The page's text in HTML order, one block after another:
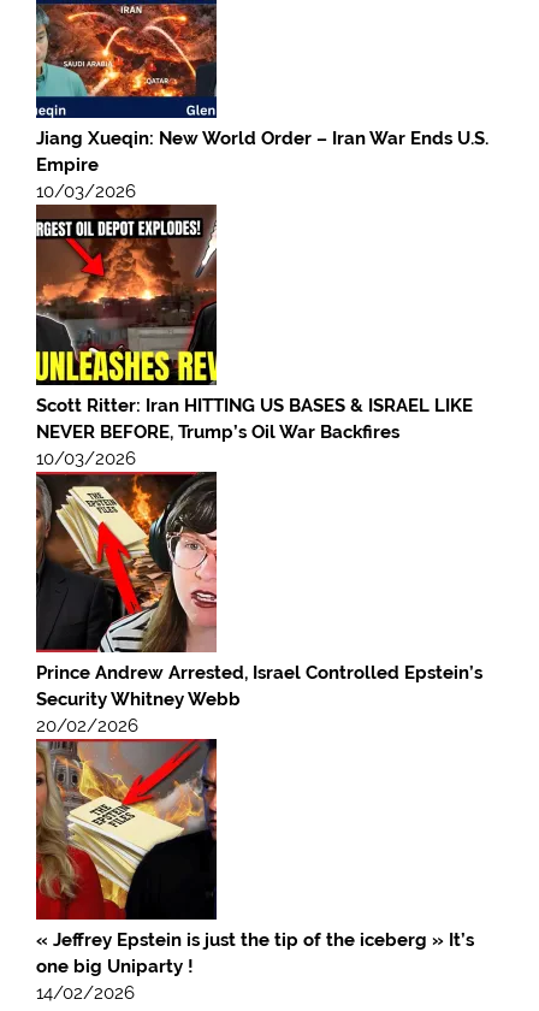
Jiang Xueqin: New World Order – Iran War Ends U.S.
Empire
10/03/2026
Scott Ritter: Iran HITTING US BASES & ISRAEL LIKE
NEVER BEFORE, Trump’s Oil War Backfires
10/03/2026
Prince Andrew Arrested, Israel Controlled Epstein’s
Security Whitney Webb
20/02/2026
« Jeffrey Epstein is just the tip of the iceberg » It’s
one big Uniparty !
14/02/2026